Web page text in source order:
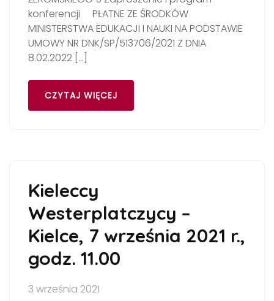
konferencji PŁATNE ZE ŚRODKÓW
MINISTERSTWA EDUKACJI I NAUKI NA PODSTAWIE
UMOWY NR DNK/SP/513706/2021 Z DNIA
8.02.2022 […]
CZYTAJ WIĘCEJ
Kieleccy
Westerplatczycy –
Kielce, 7 września 2021 r.,
godz. 11.00
3 września 2021